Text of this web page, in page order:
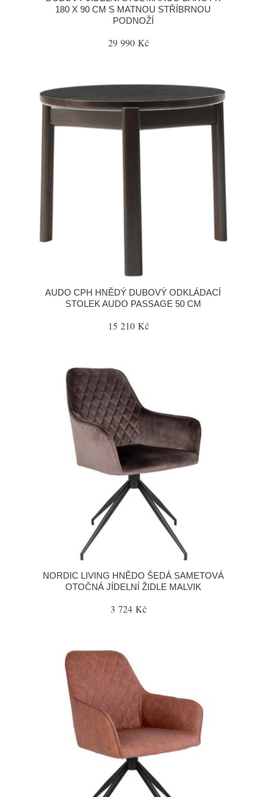
180 X 90 CM S MATNOU STŘÍBRNOU
PODNOŽÍ
29 990 Kč
AUDO CPH HNĚDÝ DUBOVÝ ODKLÁDACÍ
STOLEK AUDO PASSAGE 50 CM
15 210 Kč
NORDIC LIVING HNĚDO ŠEDÁ SAMETOVÁ
OTOČNÁ JÍDELNÍ ŽIDLE MALVIK
3 724 Kč